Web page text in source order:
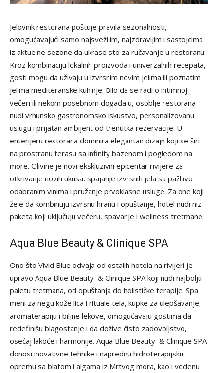
Jelovnik restorana poštuje pravila sezonalnosti,
omogućavajući samo najsvežijim, najzdravijim i sastojcima
iz aktuelne sezone da ukrase sto za ručavanje u restoranu.
Kroz kombinaciju lokalnih proizvoda i univerzalnih recepata,
gosti mogu da uživaju u izvrsnim novim jelima ili poznatim
jelima mediteranske kuhinje. Bilo da se radi o intimnoj
večeri ili nekom posebnom događaju, osoblje restorana
nudi vrhunsko gastronomsko iskustvo, personalizovanu
uslugu i prijatan ambijent od trenutka rezervacije. U
enterijeru restorana dominira elegantan dizajn koji se širi
na prostranu terasu sa infinity bazenom i pogledom na
more. Olivine je novi ekskluzivni epicentar rivijere za
otkrivanje novih ukusa, spajanje izvrsnih jela sa pažljivo
odabranim vinima i pružanje prvoklasne usluge. Za one koji
žele da kombinuju izvrsnu hranu i opuštanje, hotel nudi niz
paketa koji uključuju večeru, spavanje i wellness tretmane.
Aqua Blue Beauty & Clinique SPA
Ono što Vivid Blue odvaja od ostalih hotela na rivijeri je
upravo Aqua Blue Beauty & Clinique SPA koji nudi najbolju
paletu tretmana, od opuštanja do holističke terapije. Spa
meni za negu kože lica i rituale tela, kupke za ulepšavanje,
aromaterapiju i biljne lekove, omogućavaju gostima da
redefinišu blagostanje i da dožive čisto zadovoljstvo,
osećaj lakoće i harmonije. Aqua Blue Beauty & Clinique SPA
donosi inovativne tehnike i naprednu hidroterapijsku
opremu sa blatom i algama iz Mrtvog mora, kao i vodenu